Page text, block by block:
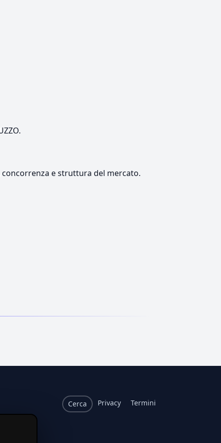
e struttura del mercato.
Cerca Privacy Termini